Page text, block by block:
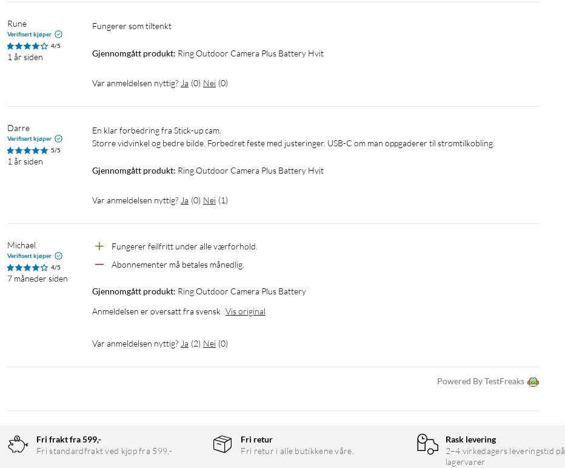
Sirene: Eksternt aktivert sikkerhetssirene
Strøm: Batteripakke med hurtigutløser
Strøm, alternativt (ekstrautstyr): Plugin-adapter, solpanel
Tilkobling, wifi: Wifi 6 (2,4 GHz eller 5 GHz)
Mål: 67x67x128 mm inkludert stativ
I pakken
Outdoor Camera Plus Battery
Micro USB-ladekabel
Garanti- og sikkerhetsdokument
Sikkerhetsklistremerke
Rune
Verifisert kjøper
4/5
1 år siden
Fungerer som tiltenkt
Gjennomgått produkt: Ring Outdoor Camera Plus Battery Hvit
Var anmeldelsen nyttig? Ja (0) Nei (0)
Darre
Verifisert kjøper
5/5
1 år siden
En klar forbedring fra Stick-up cam.
Større vidvinkel og bedre bilde. Forbedret feste med justeringer. USB-C om man oppgaderer til strømtilkobling.
Gjennomgått produkt: Ring Outdoor Camera Plus Battery Hvit
Var anmeldelsen nyttig? Ja (0) Nei (1)
Michael
Verifisert kjøper
4/5
7 måneder siden
Fungerer feilfritt under alle værforhold.
Abonnementer må betales månedlig.
Gjennomgått produkt: Ring Outdoor Camera Plus Battery
Anmeldelsen er oversatt fra svensk Vis original
Var anmeldelsen nyttig? Ja (2) Nei (0)
Powered By TestFreaks
Fri frakt fra 599,-
Fri standardfrakt ved kjøp fra 599,-
Fri retur
Fri retur i alle butikkene våre.
Rask levering
2–4 virkedagers leveringstid på
lagervarer